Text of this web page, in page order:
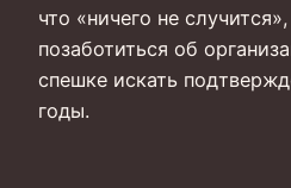
что «ничего не
позаботиться об
спешке искать
годы.